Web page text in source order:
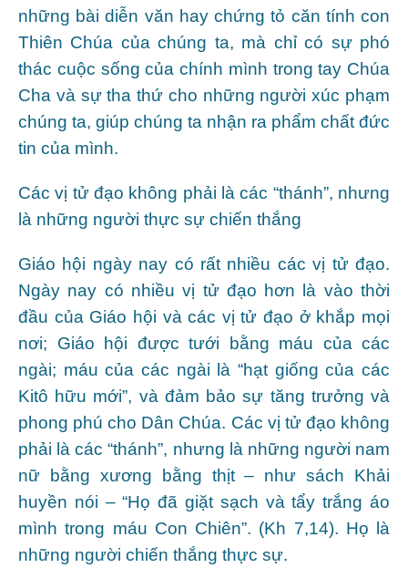
những bài diễn văn hay chứng tỏ căn tính con
Thiên Chúa của chúng ta, mà chỉ có sự phó
thác cuộc sống của chính mình trong tay Chúa
Cha và sự tha thứ cho những người xúc phạm
chúng ta, giúp chúng ta nhận ra phẩm chất đức
tin của mình.
Các vị tử đạo không phải là các “thánh”, nhưng
là những người thực sự chiến thắng
Giáo hội ngày nay có rất nhiều các vị tử đạo.
Ngày nay có nhiều vị tử đạo hơn là vào thời
đầu của Giáo hội và các vị tử đạo ở khắp mọi
nơi; Giáo hội được tưới bằng máu của các
ngài; máu của các ngài là “hạt giống của các
Kitô hữu mới”, và đảm bảo sự tăng trưởng và
phong phú cho Dân Chúa. Các vị tử đạo không
phải là các “thánh”, nhưng là những người nam
nữ bằng xương bằng thịt – như sách Khải
huyền nói – “Họ đã giặt sạch và tẩy trắng áo
mình trong máu Con Chiên”. (Kh 7,14). Họ là
những người chiến thắng thực sự.